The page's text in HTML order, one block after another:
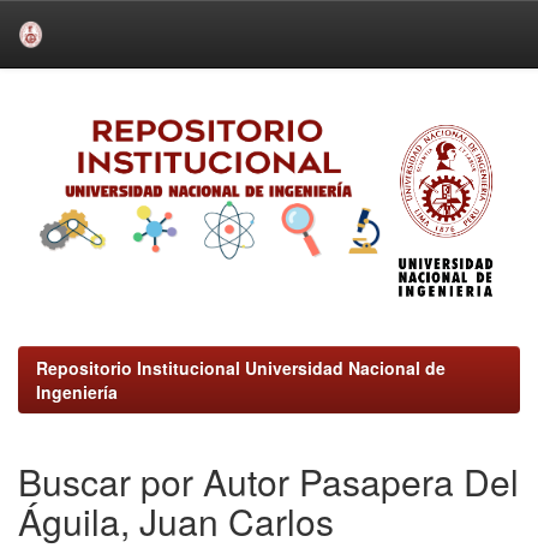
Repositorio Institucional Universidad Nacional de
Ingeniería
Buscar por Autor Pasapera Del
Águila, Juan Carlos